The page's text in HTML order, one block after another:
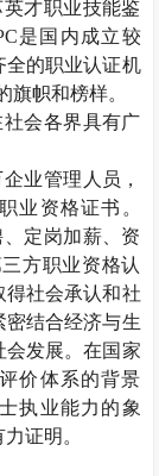
才职业技能鉴
是国内成立较
全的职业认证机
旗帜和榜样。
会各界具有广
业管理人员，
业资格证书。
定岗加薪、资
方职业资格认
得社会承认和社
密结合经济与生
会发展。在国家
价体系的背景
执业能力的象
证明。